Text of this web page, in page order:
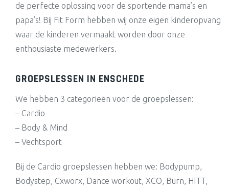
de perfecte oplossing voor de sportende mama’s en
papa’s! Bij Fit Form hebben wij onze eigen kinderopvang
waar de kinderen vermaakt worden door onze
enthousiaste medewerkers.
GROEPSLESSEN IN ENSCHEDE
We hebben 3 categorieën voor de groepslessen:
– Cardio
– Body & Mind
– Vechtsport
Bij de Cardio groepslessen hebben we: Bodypump,
Bodystep, Cxworx, Dance workout, XCO, Burn, HITT,